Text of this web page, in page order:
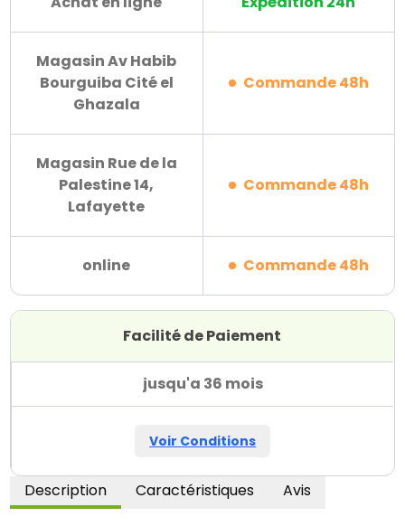
Magasin Av Habib
Bourguiba Cité el
Ghazala
Commande 48h
Magasin Rue de la
Palestine 14,
Lafayette
Commande 48h
online Commande 48h
Facilité de Paiement
jusqu'a 36 mois
Voir Conditions
Description Caractéristiques Avis